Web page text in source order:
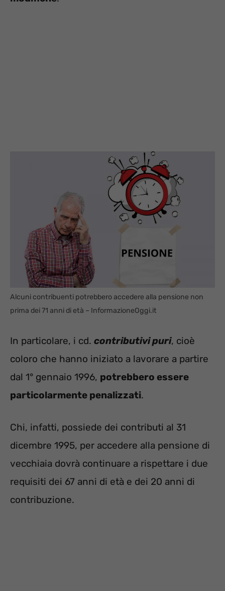
Alcuni contribuenti potrebbero accedere alla pensione non
prima dei 71 anni di età – InformazioneOggi.it
In particolare, i cd. contributivi puri, cioè
coloro che hanno iniziato a lavorare a partire
dal 1° gennaio 1996, potrebbero essere
particolarmente penalizzati.
Chi, infatti, possiede dei contributi al 31
dicembre 1995, per accedere alla pensione di
vecchiaia dovrà continuare a rispettare i due
requisiti dei 67 anni di età e dei 20 anni di
contribuzione.